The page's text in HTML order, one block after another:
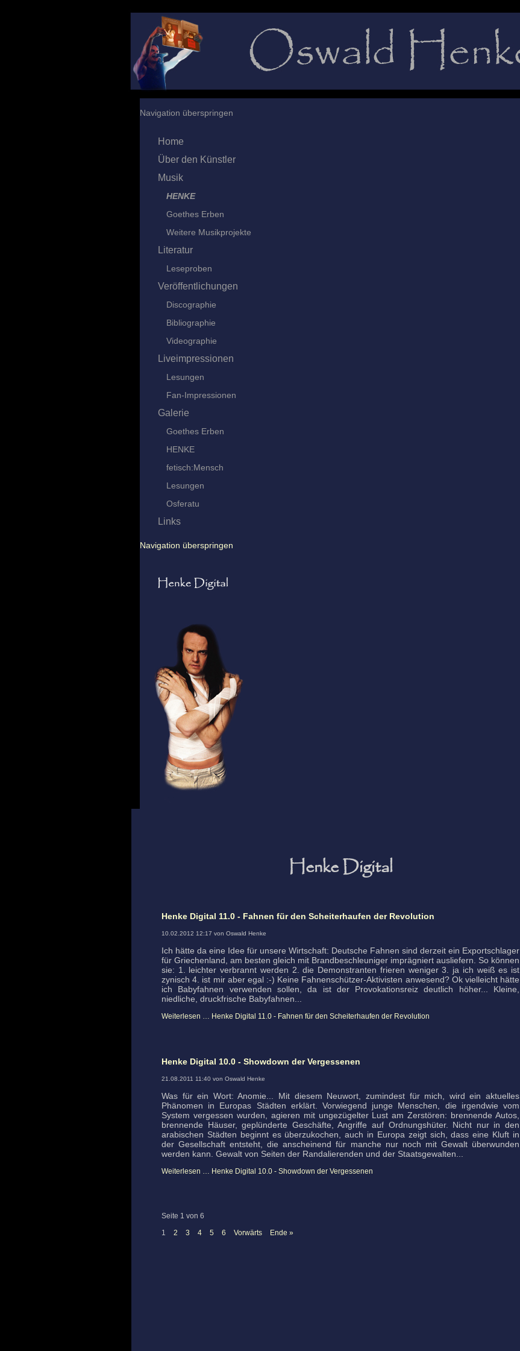
Navigation überspringen
Home
Über den Künstler
Musik
HENKE
Goethes Erben
Weitere Musikprojekte
Literatur
Leseproben
Veröffentlichungen
Discographie
Bibliographie
Videographie
Liveimpressionen
Lesungen
Fan-Impressionen
Galerie
Goethes Erben
HENKE
fetisch:Mensch
Lesungen
Osferatu
Links
Navigation überspringen
Henke Digital
Henke Digital 11.0 - Fahnen für den Scheiterhaufen der Revolution
10.02.2012 12:17 von Oswald Henke
Ich hätte da eine Idee für unsere Wirtschaft: Deutsche Fahnen sind derzeit ein Exportschlager
für Griechenland, am besten gleich mit Brandbeschleuniger imprägniert ausliefern. So können
sie: 1. leichter verbrannt werden 2. die Demonstranten frieren weniger 3. ja ich weiß es ist
zynisch 4. ist mir aber egal :-) Keine Fahnenschützer-Aktivisten anwesend? Ok vielleicht hätte
ich Babyfahnen verwenden sollen, da ist der Provokationsreiz deutlich höher... Kleine,
niedliche, druckfrische Babyfahnen...
Weiterlesen … Henke Digital 11.0 - Fahnen für den Scheiterhaufen der Revolution
Henke Digital 10.0 - Showdown der Vergessenen
21.08.2011 11:40 von Oswald Henke
Was für ein Wort: Anomie... Mit diesem Neuwort, zumindest für mich, wird ein aktuelles
Phänomen in Europas Städten erklärt. Vorwiegend junge Menschen, die irgendwie vom
System vergessen wurden, agieren mit ungezügelter Lust am Zerstören: brennende Autos,
brennende Häuser, geplünderte Geschäfte, Angriffe auf Ordnungshüter. Nicht nur in den
arabischen Städten beginnt es überzukochen, auch in Europa zeigt sich, dass eine Kluft in
der Gesellschaft entsteht, die anscheinend für manche nur noch mit Gewalt überwunden
werden kann. Gewalt von Seiten der Randalierenden und der Staatsgewalten...
Weiterlesen … Henke Digital 10.0 - Showdown der Vergessenen
Seite 1 von 6
1
2 3 4 5 6 Vorwärts Ende »